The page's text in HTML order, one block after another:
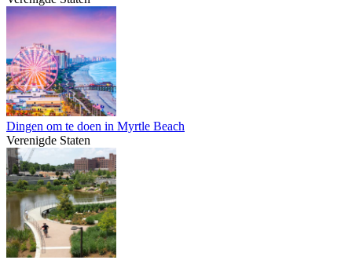
Dingen om te doen in Myrtle Beach
Verenigde Staten